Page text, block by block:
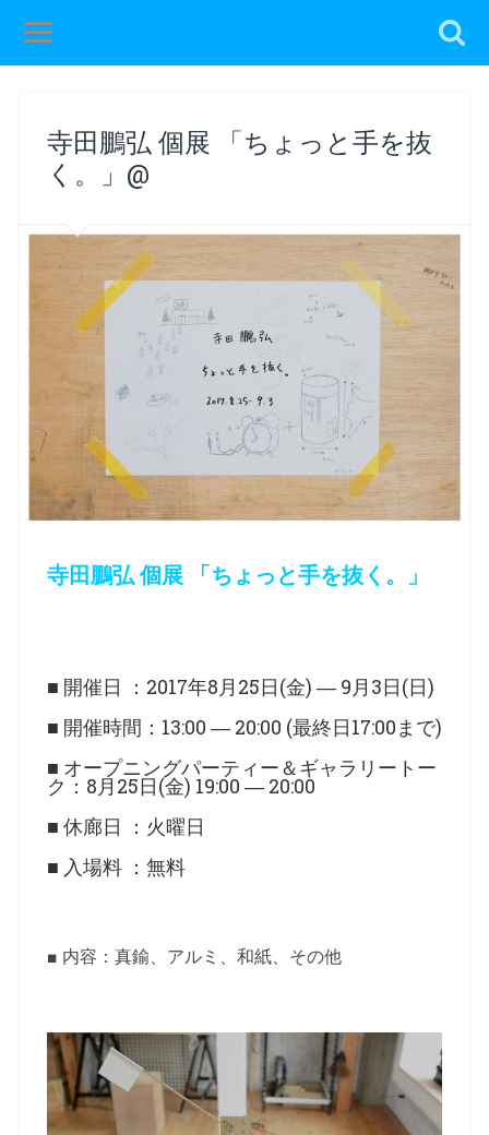
寺田鵬弘 個展 「ちょっと手を抜
く。」@
寺田鵬弘 個展 「ちょっと手を抜く。」
■ 開催日 ：2017年8月25日(金) ― 9月3日(日)
■ 開催時間：13:00 ― 20:00 (最終日17:00まで)
■ オープニングパーティー＆ギャラリートー
ク：8月25日(金) 19:00 ― 20:00
■ 休廊日 ：火曜日
■ 入場料 ：無料
■ 内容：真鍮、アルミ、和紙、その他